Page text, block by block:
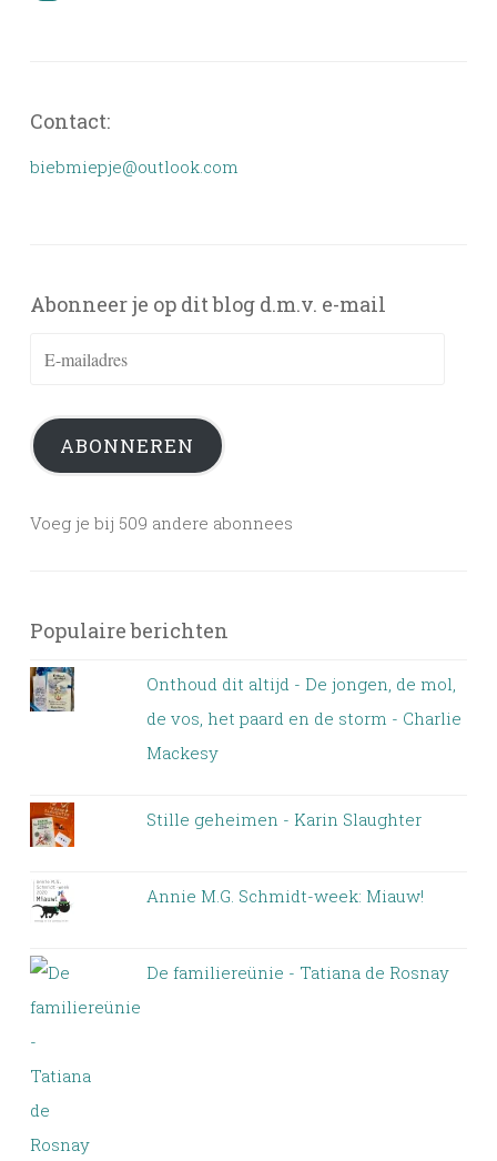
Contact:
biebmiepje@outlook.com
Abonneer je op dit blog d.m.v. e-mail
ABONNEREN
Voeg je bij 509 andere abonnees
Populaire berichten
Onthoud dit altijd - De jongen, de mol,
de vos, het paard en de storm - Charlie
Mackesy
Stille geheimen - Karin Slaughter
Annie M.G. Schmidt-week: Miauw!
De familiereünie - Tatiana de Rosnay